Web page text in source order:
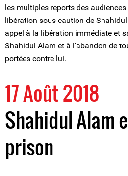
les multiples reports des
libération sous caution de
appel à la libération immédiate et
Shahidul Alam et à l'abandon de
portées contre lui.
17 Août 2018
Shahidul Alam
prison